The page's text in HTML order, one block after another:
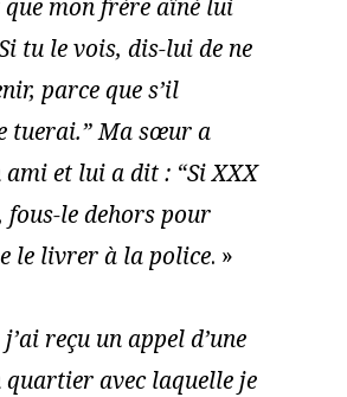
mon frère aîné lui
tu le vois, dis-lui de ne
parce que s’il
tuerai.” Ma sœur a
ami et lui a dit : “Si XXX
fous-le dehors pour
le livrer à la police. »
reçu un appel d’une
quartier avec laquelle je